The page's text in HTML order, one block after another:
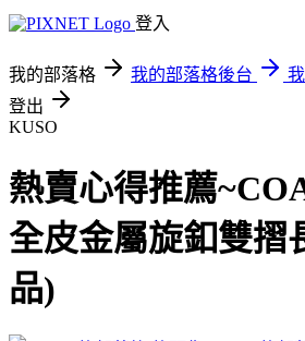
登入
我的部落格 我的部落格後台
登出
KUSO
熱賣心得推薦
全皮金屬旋釦雙摺
品)